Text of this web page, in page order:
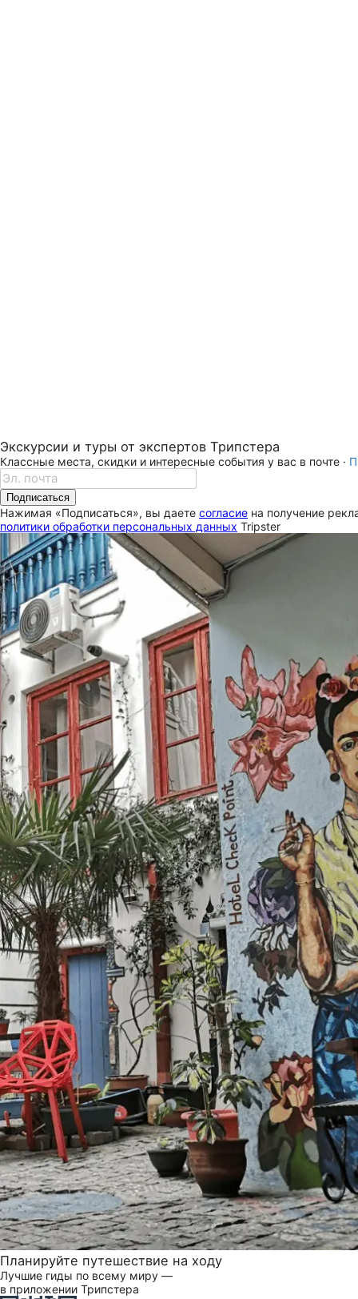
Экскурсии и туры от экспертов Трипстера
Классные места, скидки и интересные события у вас в почте ·
Подписаться
Нажимая «Подписаться», вы даете согласие на получение
политики обработки персональных данных Tripster
Планируйте путешествие на ходу
Лучшие гиды по всему миру —
в приложении Трипстера